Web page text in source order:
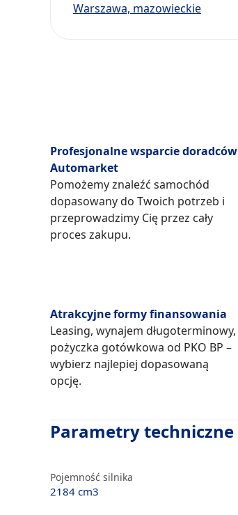
Profesjonalne wsparcie doradców
Automarket
Pomożemy znaleźć samochód
dopasowany do Twoich potrzeb i
przeprowadzimy Cię przez cały
proces zakupu.
Atrakcyjne formy finansowania
Leasing, wynajem długoterminowy,
pożyczka gotówkowa od PKO BP –
wybierz najlepiej dopasowaną
opcję.
Parametry techniczne
Pojemność silnika
2184 cm3
Warszawa, mazowieckie